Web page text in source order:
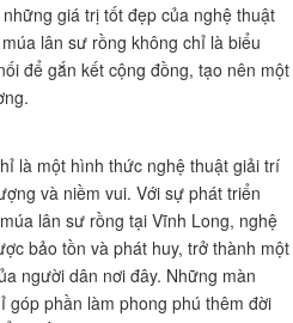
giá trị tốt đẹp của nghệ thuật
lân sư rồng không chỉ là biểu
để gắn kết cộng đồng, tạo nên một
là một hình thức nghệ thuật giải trí
và niềm vui. Với sự phát triển
lân sư rồng tại Vĩnh Long, nghệ
bảo tồn và phát huy, trở thành một
người dân nơi đây. Những màn
phần làm phong phú thêm đời